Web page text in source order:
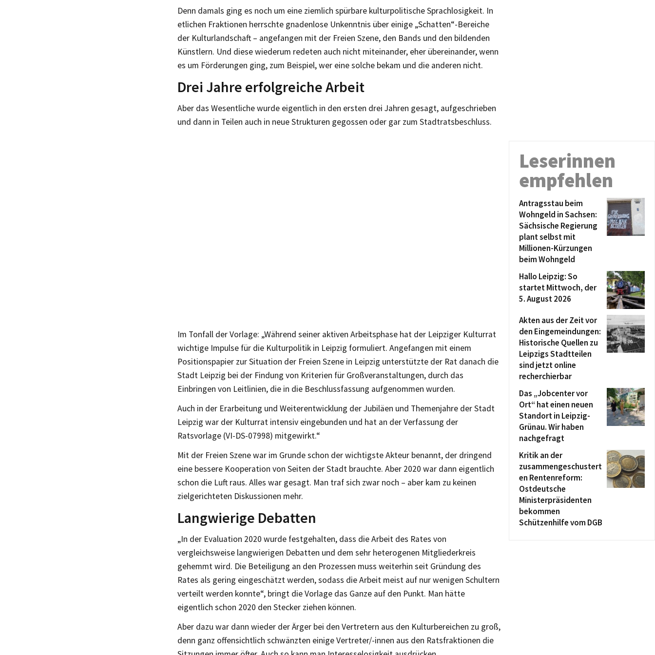
Denn damals ging es noch um eine ziemlich spürbare kulturpolitische Sprachlosigkeit. In
etlichen Fraktionen herrschte gnadenlose Unkenntnis über einige „Schatten“-Bereiche
der Kulturlandschaft – angefangen mit der Freien Szene, den Bands und den bildenden
Künstlern. Und diese wiederum redeten auch nicht miteinander, eher übereinander, wenn
es um Förderungen ging, zum Beispiel, wer eine solche bekam und die anderen nicht.
Drei Jahre erfolgreiche Arbeit
Aber das Wesentliche wurde eigentlich in den ersten drei Jahren gesagt, aufgeschrieben
und dann in Teilen auch in neue Strukturen gegossen oder gar zum Stadtratsbeschluss.
Im Tonfall der Vorlage: „Während seiner aktiven Arbeitsphase hat der Leipziger Kulturrat
wichtige Impulse für die Kulturpolitik in Leipzig formuliert. Angefangen mit einem
Positionspapier zur Situation der Freien Szene in Leipzig unterstützte der Rat danach die
Stadt Leipzig bei der Findung von Kriterien für Großveranstaltungen, durch das
Einbringen von Leitlinien, die in die Beschlussfassung aufgenommen wurden.
Auch in der Erarbeitung und Weiterentwicklung der Jubiläen und Themenjahre der Stadt
Leipzig war der Kulturrat intensiv eingebunden und hat an der Verfassung der
Ratsvorlage (VI-DS-07998) mitgewirkt.“
Mit der Freien Szene war im Grunde schon der wichtigste Akteur benannt, der dringend
eine bessere Kooperation von Seiten der Stadt brauchte. Aber 2020 war dann eigentlich
schon die Luft raus. Alles war gesagt. Man traf sich zwar noch – aber kam zu keinen
zielgerichteten Diskussionen mehr.
Langwierige Debatten
„In der Evaluation 2020 wurde festgehalten, dass die Arbeit des Rates von
vergleichsweise langwierigen Debatten und dem sehr heterogenen Mitgliederkreis
gehemmt wird. Die Beteiligung an den Prozessen muss weiterhin seit Gründung des
Rates als gering eingeschätzt werden, sodass die Arbeit meist auf nur wenigen Schultern
verteilt werden konnte“, bringt die Vorlage das Ganze auf den Punkt. Man hätte
eigentlich schon 2020 den Stecker ziehen können.
Aber dazu war dann wieder der Ärger bei den Vertretern aus den Kulturbereichen zu groß,
denn ganz offensichtlich schwänzten einige Vertreter/-innen aus den Ratsfraktionen die
Leserinnen
empfehlen
Antragsstau beim
Wohngeld in Sachsen:
Sächsische Regierung
plant selbst mit
Millionen-Kürzungen
beim Wohngeld
Hallo Leipzig: So
startet Mittwoch, der
5. August 2026
Akten aus der Zeit vor
den Eingemeindungen:
Historische Quellen zu
Leipzigs Stadtteilen
sind jetzt online
recherchierbar
Das „Jobcenter vor
Ort“ hat einen neuen
Standort in Leipzig-
Grünau. Wir haben
nachgefragt
Kritik an der
zusammengeschustert
en Rentenreform:
Ostdeutsche
Ministerpräsidenten
bekommen
Schützenhilfe vom DGB